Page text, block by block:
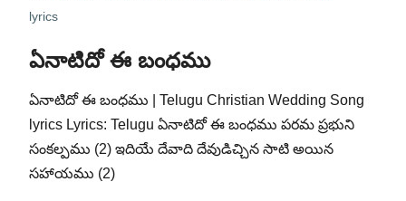
lyrics
ఏనాటిదో ఈ బంధము
ఏనాటిదో ఈ బంధము | Telugu Christian Wedding Song
lyrics Lyrics: Telugu ఏనాటిదో ఈ బంధము పరమ ప్రభుని
సంకల్పము (2) ఇదియే దేవాది దేవుడిచ్చిన సాటి అయిన
సహాయము (2)